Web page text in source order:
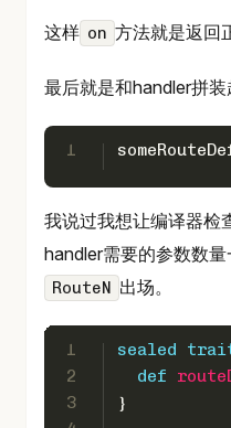
这样 on 方法就是返回
最后就是和handler拼装
1
我说过我想让编译器检
handler需要的参数数
RouteN 出场。
1
2
3
sealed
def
}